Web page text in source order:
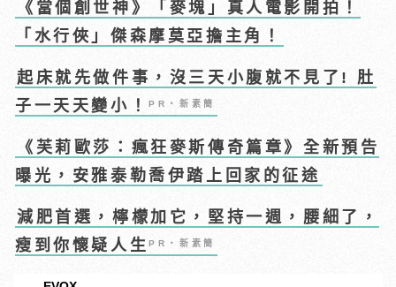
《當個創世神》「麥塊」真人電影開拍！
「水行俠」傑森摩莫亞擔主角！
起床就先做件事，沒三天小腹就不見了! 肚
子一天天變小！PR・新素簡
《芙莉歐莎：瘋狂麥斯傳奇篇章》全新預告
曝光，安雅泰勒喬伊踏上回家的征途
減肥首選，檸檬加它，堅持一週，腰細了，
瘦到你懷疑人生PR・新素簡